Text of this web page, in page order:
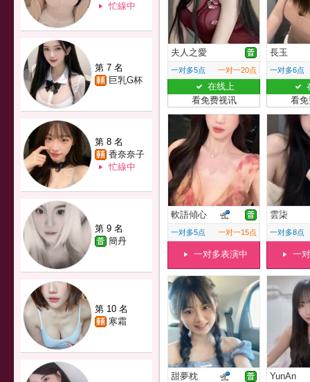
忙線中
第 7 名
巨乳G杯
第 8 名
香奈奈子
忙線中
第 9 名
簡丹
第 10 名
寒霜
夫人之愛
一对多5点 一对一20点
在线上
看免费视讯
長玉
一对多6点
看
軟語傾心
一对多5点 一对一15点
一对多表演中
雲柒
一对多8点
一
甜夢枕 YunAn